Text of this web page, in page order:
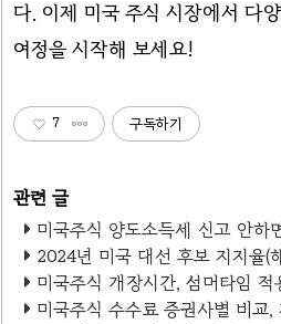
다. 이제 미국 주식 시장에서 다
여정을 시작해 보세요!
7 구독하기
미국주식 양도소득세 신고 안하면
2024년 미국 대선 후보 지지율(
미국주식 개장시간, 섬머타임 적용까
미국주식 수수료 증권사별 비교, 저렴한 곳은? 키